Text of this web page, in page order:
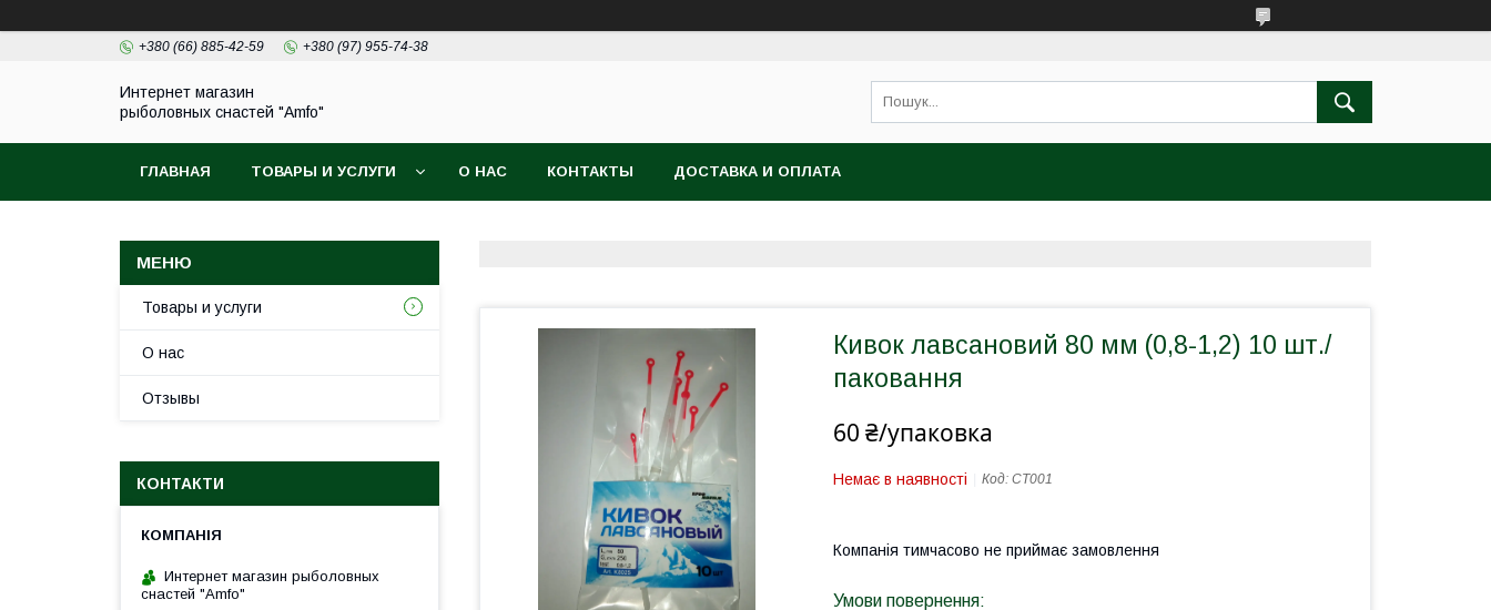
+380 (66) 885-42-59 +380 (97) 955-74-38
Интернет магазин
рыболовных снастей "Amfo"
ГЛАВНАЯ ТОВАРЫ И УСЛУГИ О НАС КОНТАКТЫ ДОСТАВКА И ОПЛАТА
Кивок лавсановий 80 мм (0,8-1,2) 10 шт./
паковання
60 ₴/упаковка
Немає в наявності Код: СТ001
Компанія тимчасово не приймає замовлення
Товары и услуги
О нас
Отзывы
КОНТАКТИ
Интернет магазин рыболовных
снастей "Amfo"